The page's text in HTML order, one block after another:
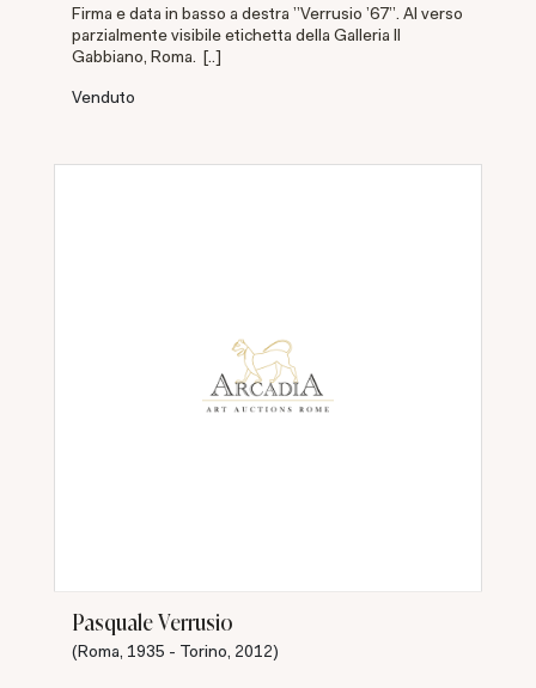
Firma e data in basso a destra "Verrusio '67". Al verso
parzialmente visibile etichetta della Galleria Il
Gabbiano, Roma. [..]
Venduto
Pasquale Verrusio
(Roma, 1935 - Torino, 2012)